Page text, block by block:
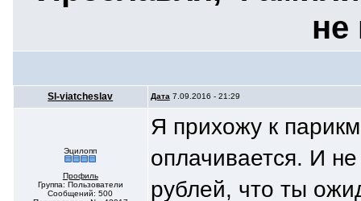
не
Sl-viatcheslav Дата 7.09.2016 - 21:29
Эцилопп
Профиль
Группа: Пользователи
Сообщений: 500
Я прихожу к
оплачивается. И
рублей, что ты